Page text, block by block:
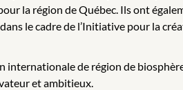
la région de Québec. Ils ont
le cadre de l’Initiative pour la
de région de
et ambitieux.